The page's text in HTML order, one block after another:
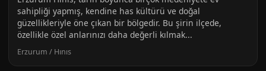
sahipliği yapmış, kendine has kültürü ve doğal
güzellikleriyle öne çıkan bir bölgedir. Bu şirin ilçede,
özellikle özel anlarınızı daha değerli kılmak...
Erzurum / Hınıs